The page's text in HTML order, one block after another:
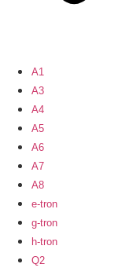
A1
A3
A4
A5
A6
A7
A8
e-tron
g-tron
h-tron
Q2